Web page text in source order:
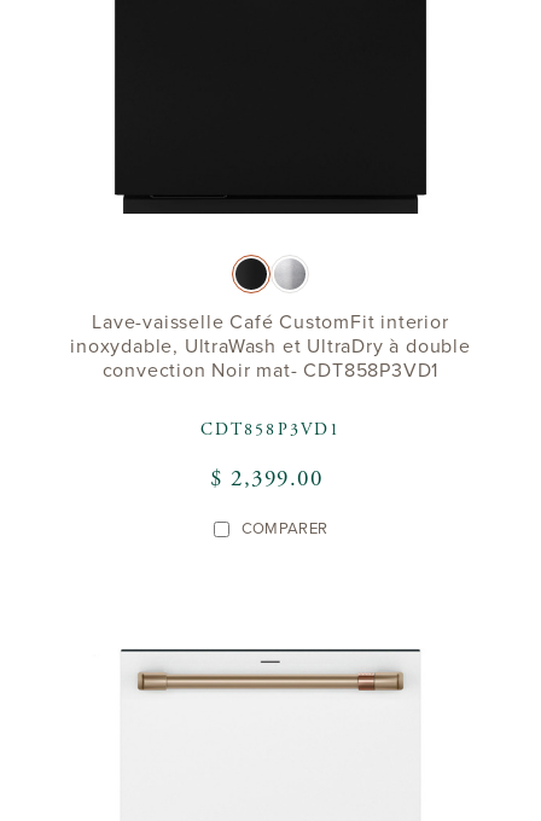
Lave-vaisselle Café CustomFit interior
inoxydable, UltraWash et UltraDry à double
convection Noir mat- CDT858P3VD1
CDT858P3VD1
$ 2,399.00
COMPARER